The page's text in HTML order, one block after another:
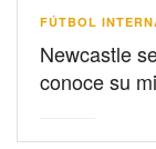
FÚTBOL
Newcastle
conoce su